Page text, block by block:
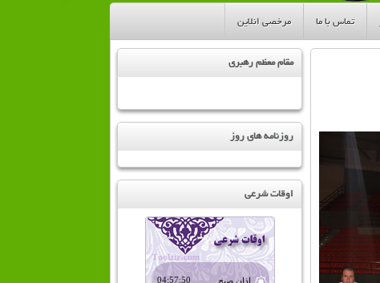
تماس با ما مرخصی انلاین
مقام معظم رهبری
روزنامه های روز
اوقات شرعی